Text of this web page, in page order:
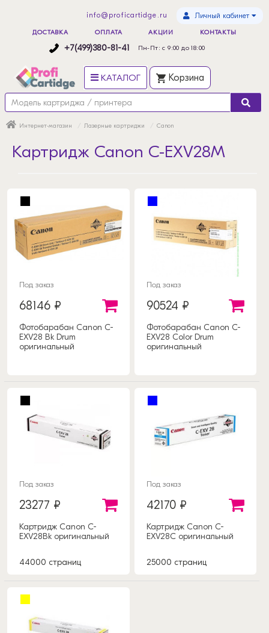
info@proficartidge.ru Личный кабинет
ДОСТАВКА ОПЛАТА АКЦИИ КОНТАКТЫ
+7(499)380-81-41 Пн-Пт: с 9:00 до 18:00
КАТАЛОГ Корзина
Интернет-магазин Лазерные картриджи Canon
Картридж Canon C-EXV28M
Под заказ
68146 ₽
Фотобарабан Canon C-
EXV28 Bk Drum
оригинальный
Под заказ
90524 ₽
Фотобарабан Canon C-
EXV28 Color Drum
оригинальный
Под заказ
23277 ₽
Картридж Canon C-
EXV28Bk оригинальный
44000 страниц
Под заказ
42170 ₽
Картридж Canon C-
EXV28C оригинальный
25000 страниц